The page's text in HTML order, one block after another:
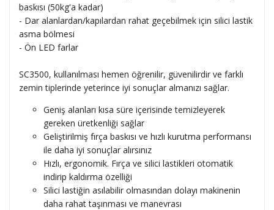
baskısı (50kg'a kadar)
- Dar alanlardan/kapılardan rahat geçebilmek için silici lastik
asma bölmesi
- Ön LED farlar
SC3500, kullanılması hemen öğrenilir, güvenilirdir ve farklı
zemin tiplerinde yeterince iyi sonuçlar almanızı sağlar.
Geniş alanları kısa süre içerisinde temizleyerek
gereken üretkenliği sağlar
Geliştirilmiş fırça baskısı ve hızlı kurutma performansı
ile daha iyi sonuçlar alırsınız
Hızlı, ergonomik. Fırça ve silici lastikleri otomatik
indirip kaldırma özelliği
Silici lastiğin asılabilir olmasından dolayı makinenin
daha rahat taşınması ve manevrası